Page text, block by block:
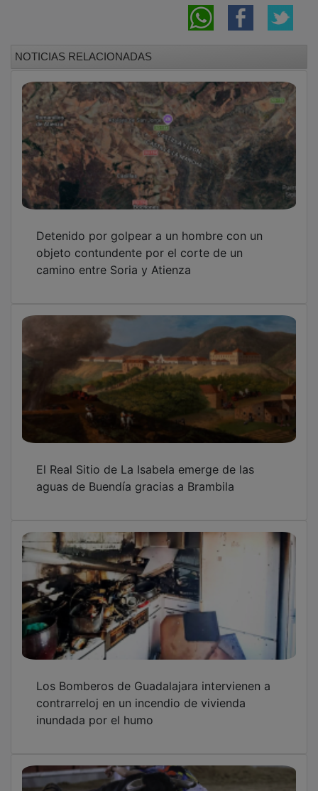
objeto contundente por el corte de un
camino entre Soria y Atienza
aguas de Buendía gracias a Brambila
contrarreloj en un incendio de vivienda
inundada por el humo